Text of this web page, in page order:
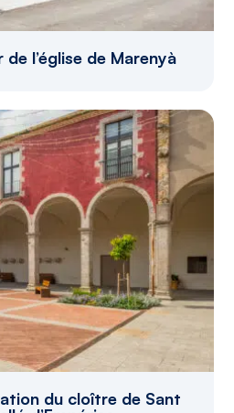
l’église de Marenyà
du cloître de Sant